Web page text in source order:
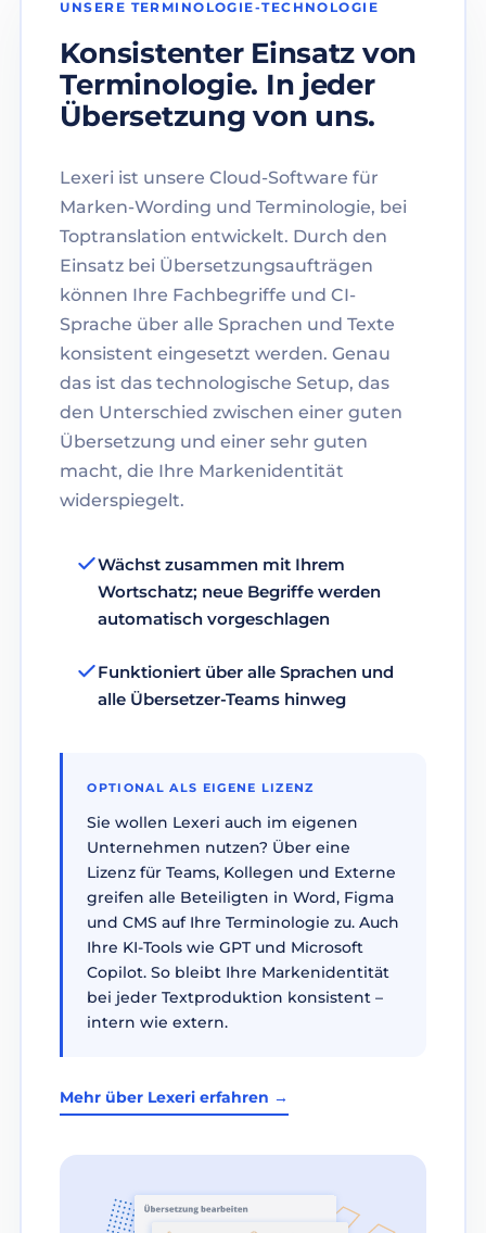
UNSERE TERMINOLOGIE-TECHNOLOGIE
Konsistenter Einsatz von
Terminologie. In jeder
Übersetzung von uns.
Lexeri ist unsere Cloud-Software für
Marken-Wording und Terminologie, bei
Toptranslation entwickelt. Durch den
Einsatz bei Übersetzungsaufträgen
können Ihre Fachbegriffe und CI-
Sprache über alle Sprachen und Texte
konsistent eingesetzt werden. Genau
das ist das technologische Setup, das
den Unterschied zwischen einer guten
Übersetzung und einer sehr guten
macht, die Ihre Markenidentität
widerspiegelt.
Wächst zusammen mit Ihrem
Wortschatz; neue Begriffe werden
automatisch vorgeschlagen
Funktioniert über alle Sprachen und
alle Übersetzer-Teams hinweg
OPTIONAL ALS EIGENE LIZENZ
Sie wollen Lexeri auch im eigenen
Unternehmen nutzen? Über eine
Lizenz für Teams, Kollegen und Externe
greifen alle Beteiligten in Word, Figma
und CMS auf Ihre Terminologie zu. Auch
Ihre KI-Tools wie GPT und Microsoft
Copilot. So bleibt Ihre Markenidentität
bei jeder Textproduktion konsistent –
intern wie extern.
Mehr über Lexeri erfahren →